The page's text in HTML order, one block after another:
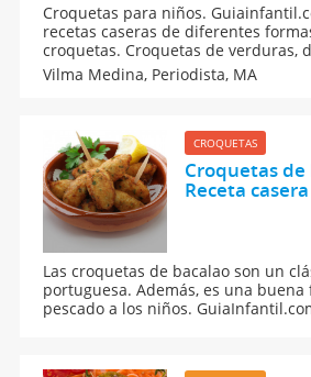
Croquetas para niños.
recetas caseras de diferentes
croquetas. Croquetas de verduras,
pescado o las croquetas
enseñamos a hacer unas croquetas
Vilma Medina, Periodista, MA
CROQUETAS
Croquetas de
Receta
Las croquetas de bacalao son un
portuguesa. Además, es una
pescado a los niños.
los niños.